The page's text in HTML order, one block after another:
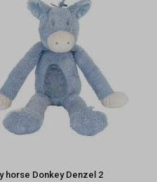
horse Donkey Denzel 2